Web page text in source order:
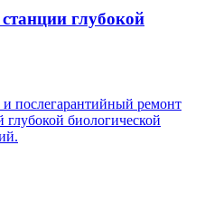
глубокой
послегарантийный ремонт
биологической